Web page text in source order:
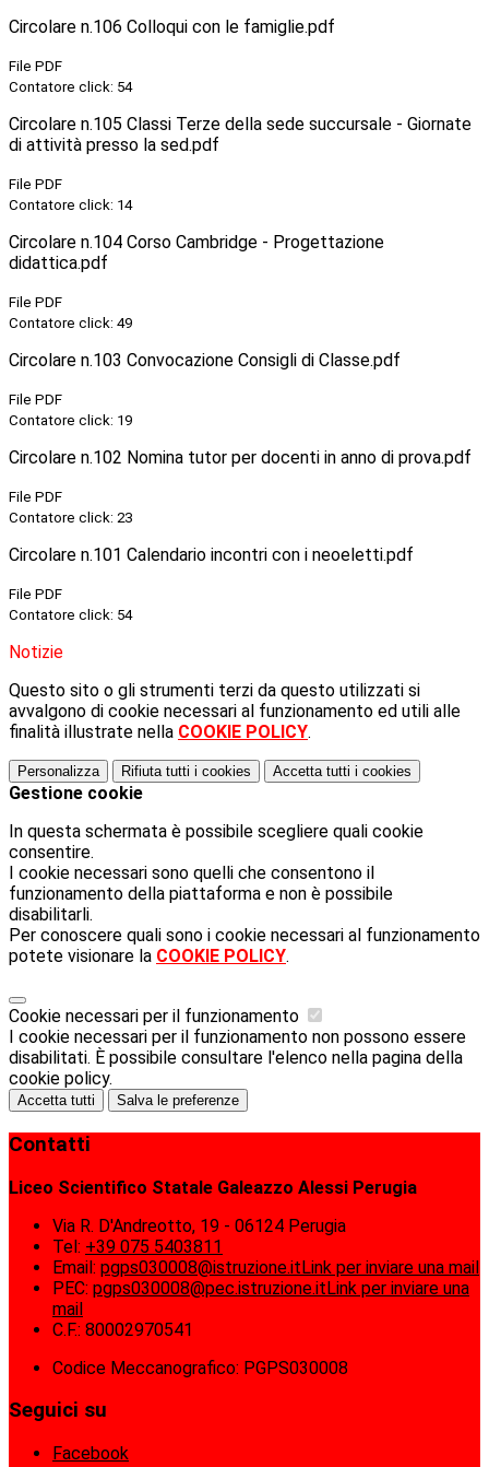
Circolare n.106 Colloqui con le famiglie.pdf
File PDF
Contatore click: 54
Circolare n.105 Classi Terze della sede succursale - Giornate
di attività presso la sed.pdf
File PDF
Contatore click: 14
Circolare n.104 Corso Cambridge - Progettazione
didattica.pdf
File PDF
Contatore click: 49
Circolare n.103 Convocazione Consigli di Classe.pdf
File PDF
Contatore click: 19
Circolare n.102 Nomina tutor per docenti in anno di prova.pdf
File PDF
Contatore click: 23
Circolare n.101 Calendario incontri con i neoeletti.pdf
File PDF
Contatore click: 54
Notizie
Questo sito o gli strumenti terzi da questo utilizzati si
avvalgono di cookie necessari al funzionamento ed utili alle
finalità illustrate nella COOKIE POLICY.
Personalizza Rifiuta tutti i cookies Accetta tutti i cookies
Gestione cookie
In questa schermata è possibile scegliere quali cookie
consentire.
I cookie necessari sono quelli che consentono il
funzionamento della piattaforma e non è possibile
disabilitarli.
Per conoscere quali sono i cookie necessari al funzionamento
potete visionare la COOKIE POLICY.
Cookie necessari per il funzionamento
I cookie necessari per il funzionamento non possono essere
disabilitati. È possibile consultare l'elenco nella pagina della
cookie policy.
Accetta tutti Salva le preferenze
Contatti
Liceo Scientifico Statale Galeazzo Alessi Perugia
Via R. D'Andreotto, 19 - 06124 Perugia
Tel: +39 075 5403811
Email: pgps030008@istruzione.itLink per inviare una mail
PEC: pgps030008@pec.istruzione.itLink per inviare una
mail
C.F.: 80002970541
Codice Meccanografico: PGPS030008
Seguici su
Facebook